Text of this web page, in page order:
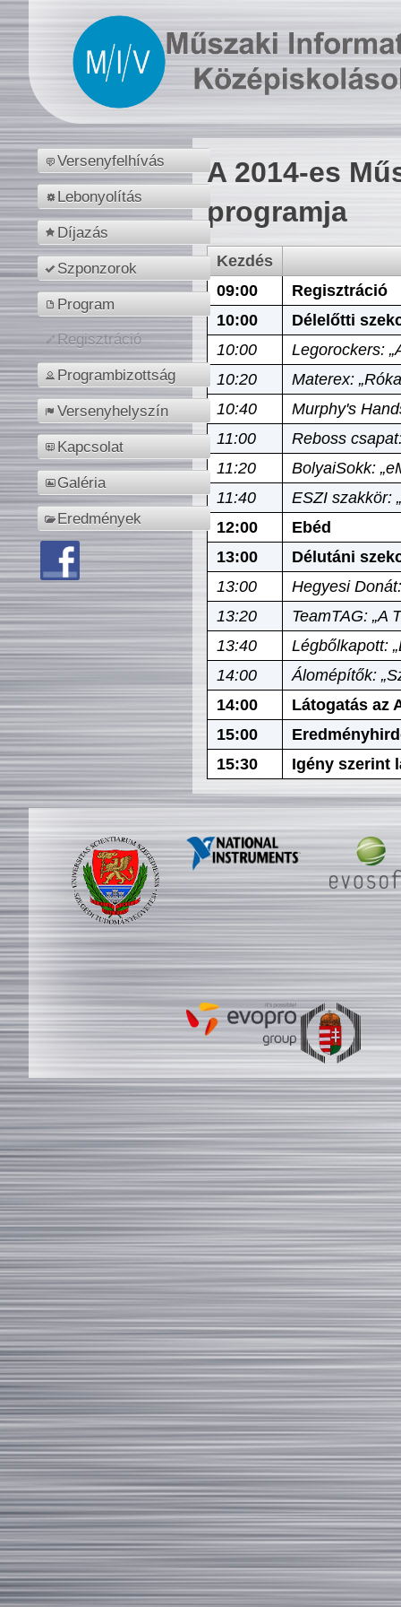
Versenyfelhívás
Lebonyolítás
Díjazás
Szponzorok
Program
Regisztráció
Programbizottság
Versenyhelyszín
Kapcsolat
Galéria
Eredmények
A 2014-es
programja
Kezdés
09:00
Regisztráció
10:00
Délelőtti
10:00
Legorockers:
10:20
Materex:
10:40
Murphy's
11:00
Reboss
11:20
BolyaiSokk:
11:40
ESZI szakkör:
12:00
Ebéd
13:00
Délutáni
13:00
Hegyesi
13:20
TeamTAG: „A
13:40
Légbőlkapott:
14:00
Álomépítők:
14:00
Látogatás az
15:00
15:30
Igény szerint